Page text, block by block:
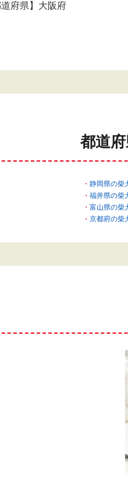
道府県】大阪府
都道
静岡県の柴
福井県の柴
富山県の柴
京都府の柴